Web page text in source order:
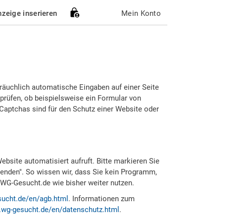
inserieren Mein Konto
automatische Eingaben auf einer Seite
ob beispielsweise ein Formular von
sind für den Schutz einer Website oder
automatisiert aufruft. Bitte markieren Sie
So wissen wir, dass Sie kein Programm,
Gesucht.de wie bisher weiter nutzen.
en/agb.html . Informationen zum
gesucht.de/en/datenschutz.html .